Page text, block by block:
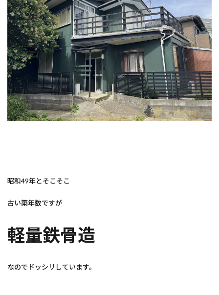
昭和49年とそこそこ
古い築年数ですが
軽量鉄骨造
なのでドッシリしています。